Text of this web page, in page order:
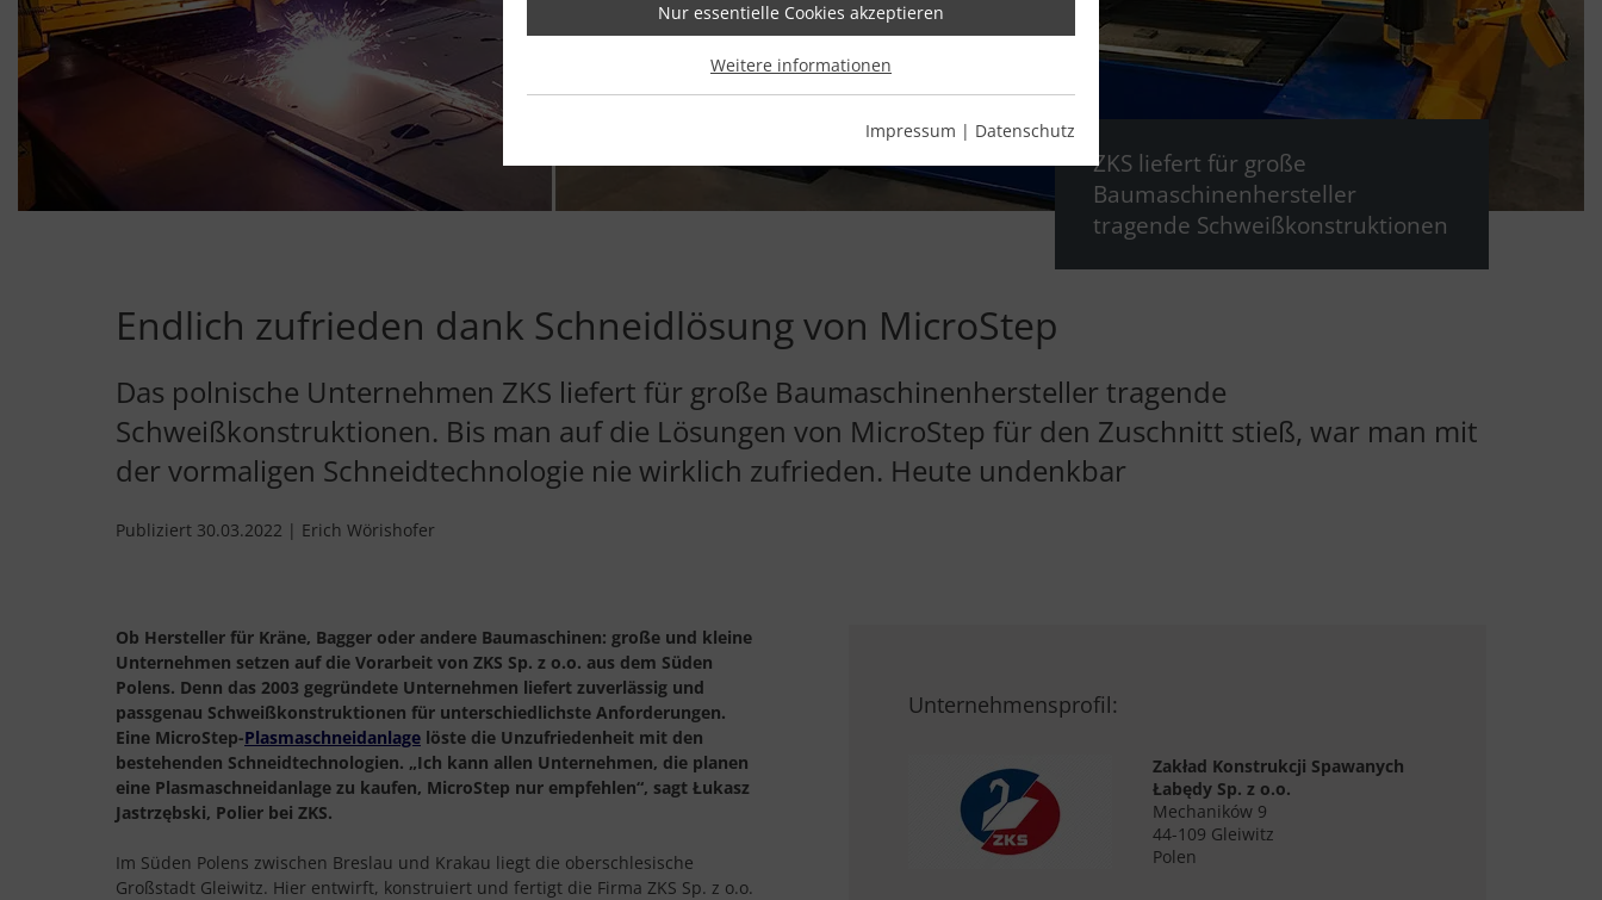
ZKS liefert für große
Baumaschinenhersteller
tragende Schweißkonstruktionen
Endlich zufrieden dank Schneidlösung von MicroStep
Das polnische Unternehmen ZKS liefert für große Baumaschinenhersteller tragende
Schweißkonstruktionen. Bis man auf die Lösungen von MicroStep für den Zuschnitt stieß, war man mit
der vormaligen Schneidtechnologie nie wirklich zufrieden. Heute undenkbar
Publiziert 30.03.2022 | Erich Wörishofer
Unternehmensprofil:
Zakład Konstrukcji Spawanych
Łabędy Sp. z o.o.
Mechaników 9
44-109 Gleiwitz
Polen
Ob Hersteller für Kräne, Bagger oder andere Baumaschinen: große und kleine
Unternehmen setzen auf die Vorarbeit von ZKS Sp. z o.o. aus dem Süden
Polens. Denn das 2003 gegründete Unternehmen liefert zuverlässig und
passgenau Schweißkonstruktionen für unterschiedlichste Anforderungen.
Eine MicroStep-Plasmaschneidanlage löste die Unzufriedenheit mit den
bestehenden Schneidtechnologien. „Ich kann allen Unternehmen, die planen
eine Plasmaschneidanlage zu kaufen, MicroStep nur empfehlen“, sagt Łukasz
Jastrzębski, Polier bei ZKS.
Im Süden Polens zwischen Breslau und Krakau liegt die oberschlesische
Großstadt Gleiwitz. Hier entwirft, konstruiert und fertigt die Firma ZKS Sp. z o.o.
Nur essentielle Cookies akzeptieren
Weitere informationen
Impressum | Datenschutz